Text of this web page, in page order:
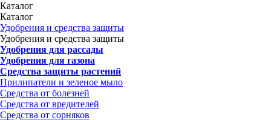
Каталог
Каталог
Удобрения и средства защиты
Удобрения и средства защиты
Удобрения для рассады
Удобрения для газона
Средства защиты растений
Прилипатели и зеленое мыло
Средства от болезней
Средства от вредителей
Средства от сорняков